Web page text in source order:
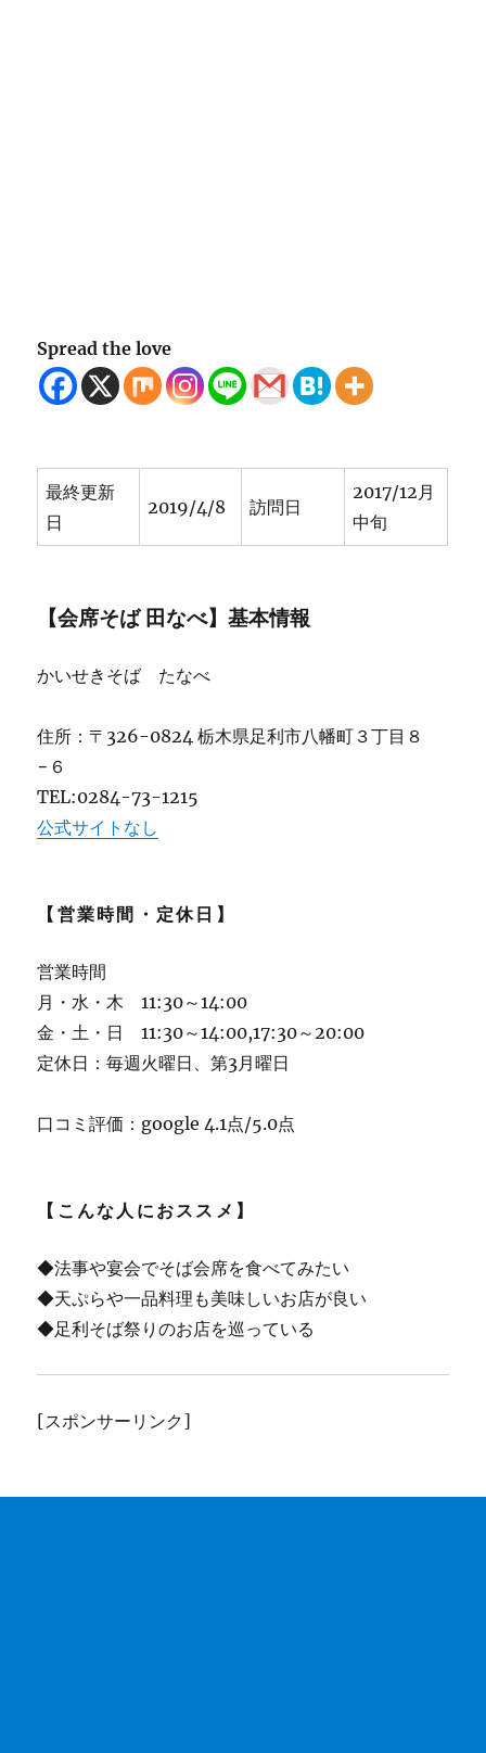
Spread the love
最終更新
日
2019/4/8 訪問日
2017/12月
中旬
【会席そば 田なべ】基本情報
かいせきそば たなべ
住所：〒326-0824 栃木県足利市八幡町３丁目８
−６
TEL:0284-73-1215
公式サイトなし
【営業時間・定休日】
営業時間
月・水・木 11:30～14:00
金・土・日 11:30～14:00,17:30～20:00
定休日：毎週火曜日、第3月曜日
口コミ評価：google 4.1点/5.0点
【こんな人におススメ】
◆法事や宴会でそば会席を食べてみたい
◆天ぷらや一品料理も美味しいお店が良い
◆足利そば祭りのお店を巡っている
[スポンサーリンク]